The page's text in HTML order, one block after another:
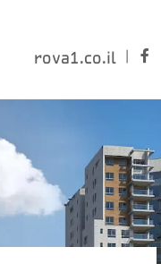
rova1.co.il |